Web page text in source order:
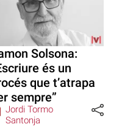
Solsona:
és un
que t’atrapa
sempre”
Jordi Tormo
Santonja